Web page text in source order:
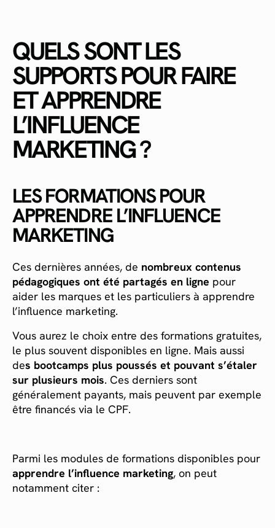
QUELS SONT LES
SUPPORTS POUR FAIRE
ET APPRENDRE
L’INFLUENCE
MARKETING ?
LES FORMATIONS POUR
APPRENDRE L’INFLUENCE
MARKETING
Ces dernières années, de nombreux contenus
pédagogiques ont été partagés en ligne pour
aider les marques et les particuliers à apprendre
l’influence marketing. ‍
Vous aurez le choix entre des formations gratuites,
le plus souvent disponibles en ligne. Mais aussi
des bootcamps plus poussés et pouvant s’étaler
sur plusieurs mois. Ces derniers sont
généralement payants, mais peuvent par exemple
être financés via le CPF.
Parmi les modules de formations disponibles pour
apprendre l’influence marketing, on peut
notamment citer :